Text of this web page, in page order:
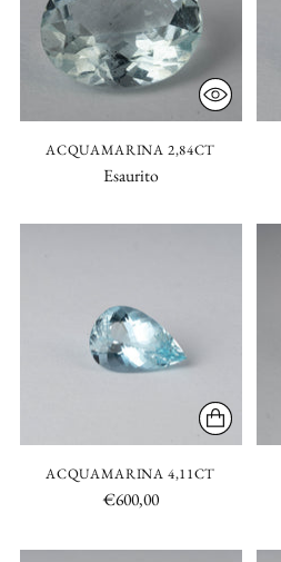
ACQUAMARINA 2,84CT
Esaurito
ACQUAMARINA 4,11CT
€600,00